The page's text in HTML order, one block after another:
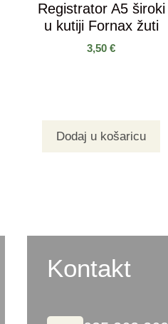
Registrator A5 široki
u kutiji Fornax žuti
3,50€
Dodaj u košaricu
Kontakt